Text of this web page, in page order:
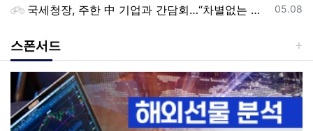
등록일
05.08
국세청장, 주한 中 기업과 간담회…“차별없는 공정과세 약속”
스폰서드